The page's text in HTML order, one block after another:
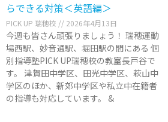
らできる対策＜英語編＞
PICK UP 瑞穂校 2026年4月13日
今週も皆さん頑張りましょう！ 瑞穂運動
場西駅、妙音通駅、堀田駅の間にある 個
別指導塾PICK UP瑞穂校の教室長戸谷で
す。 津賀田中学区、田光中学区、萩山中
学区のほか、新郊中学区や私立中在籍者
の指導も対応しています。 &